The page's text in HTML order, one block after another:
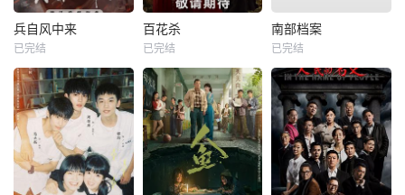
兵自风中来
已完结
百花杀
已完结
南部档案
已完结